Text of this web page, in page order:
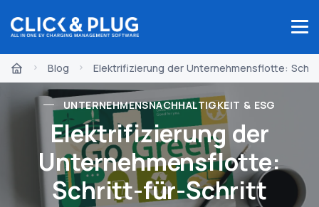
Blog Elektrifizierung der Unternehmensflotte:
UNTERNEHMENSNACHHALTIGKEIT & ESG
Elektrifizierung der
Unternehmensflotte:
Schritt-für-Schritt